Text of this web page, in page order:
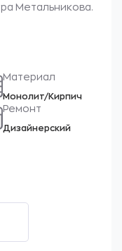
Метальникова.
Материал
Монолит/Кирпич
Ремонт
Дизайнерский